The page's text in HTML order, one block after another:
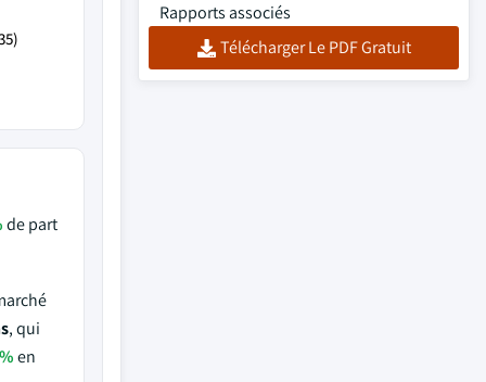
de part
, qui
en
Rapports associés
Télécharger Le PDF Gratuit